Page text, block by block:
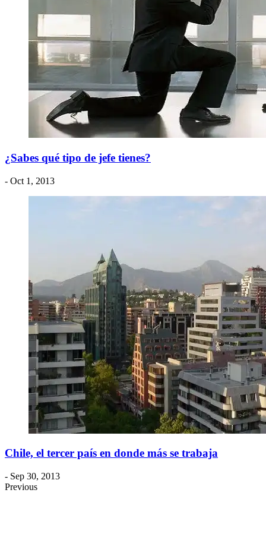
¿Sabes qué tipo de jefe tienes?
- Oct 1, 2013
Chile, el tercer país en donde más se trabaja
- Sep 30, 2013
Previous